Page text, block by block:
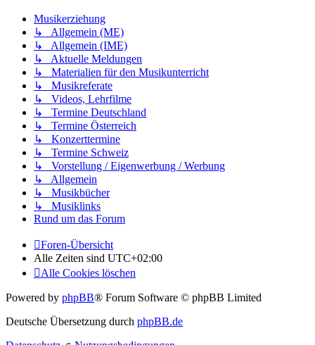
Musikerziehung
↳ Allgemein (ME)
↳ Allgemein (IME)
↳ Aktuelle Meldungen
↳ Materialien für den Musikunterricht
↳ Musikreferate
↳ Videos, Lehrfilme
↳ Termine Deutschland
↳ Termine Österreich
↳ Konzerttermine
↳ Termine Schweiz
↳ Vorstellung / Eigenwerbung / Werbung
↳ Allgemein
↳ Musikbücher
↳ Musiklinks
Rund um das Forum
Foren-Übersicht
Alle Zeiten sind UTC+02:00
Alle Cookies löschen
Powered by phpBB® Forum Software © phpBB Limited
Deutsche Übersetzung durch phpBB.de